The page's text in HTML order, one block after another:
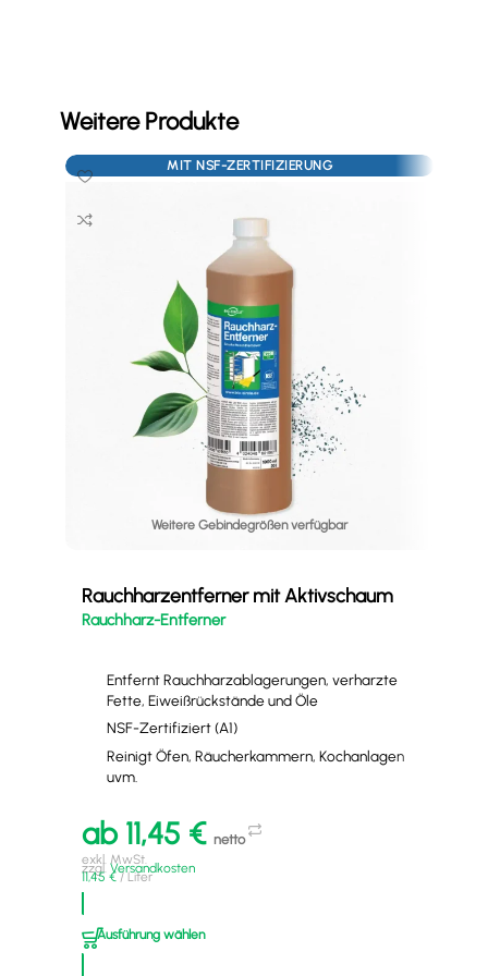
Weitere Produkte
MIT NSF-ZERTIFIZIERUNG
Weitere Gebindegrößen verfügbar
Rauchharzentferner mit Aktivschaum
Rauchharz-Entferner
Entfernt Rauchharzablagerungen, verharzte
Fette, Eiweißrückstände und Öle
NSF-Zertifiziert (A1)
Reinigt Öfen, Räucherkammern, Kochanlagen
uvm.
ab 11,45 € netto
exkl. MwSt.
zzgl. Versandkosten
11,45 €/Liter
Ausführung wählen